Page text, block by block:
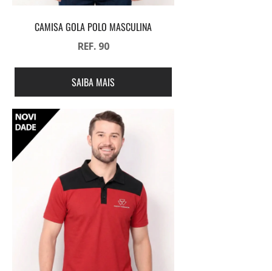
CAMISA GOLA POLO MASCULINA
REF. 90
SAIBA MAIS